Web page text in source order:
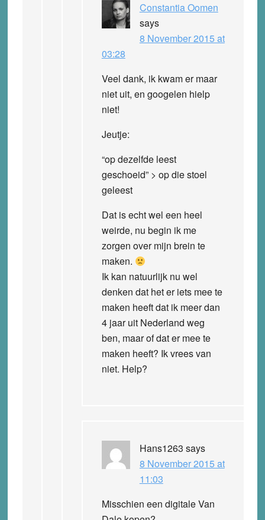
Constantia Oomen
says
8 November 2015 at
03:28
Veel dank, ik kwam er maar
niet uit, en googelen hielp
niet!
Jeutje:
“op dezelfde leest
geschoeid” > op die stoel
geleest
Dat is echt wel een heel
weirde, nu begin ik me
zorgen over mijn brein te
maken.
Ik kan natuurlijk nu wel
denken dat het er iets mee te
maken heeft dat ik meer dan
4 jaar uit Nederland weg
ben, maar of dat er mee te
maken heeft? Ik vrees van
niet. Help?
Hans1263 says
8 November 2015 at
11:03
Misschien een digitale Van